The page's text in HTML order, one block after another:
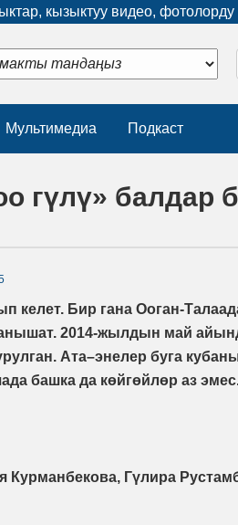
кызыктуу видео, фотолорду
Мультимедиа Подкаст
гүлү» балдар
келет. Бир гана Ооган-
2014-жылдын май
Ата–энелер буга
башка да көйгөйлөр аз
Курманбекова, Гүлира